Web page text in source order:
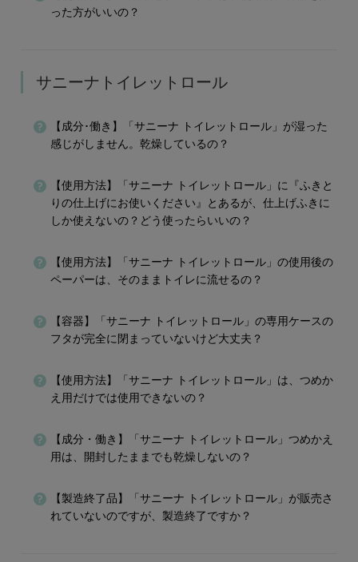
った方がいいの？
サニーナトイレットロール
【成分･働き】「サニーナ トイレットロール」が湿った
感じがしません。乾燥しているの？
【使用方法】「サニーナ トイレットロール」に『ふきと
りの仕上げにお使いください』とあるが、仕上げふきに
しか使えないの？どう使ったらいいの？
【使用方法】「サニーナ トイレットロール」の使用後の
ペーパーは、そのままトイレに流せるの？
【容器】「サニーナ トイレットロール」の専用ケースの
フタが完全に閉まっていないけど大丈夫？
【使用方法】「サニーナ トイレットロール」は、つめか
え用だけでは使用できないの？
【成分・働き】「サニーナ トイレットロール」つめかえ
用は、開封したままでも乾燥しないの？
【製造終了品】「サニーナ トイレットロール」が販売さ
れていないのですが、製造終了ですか？